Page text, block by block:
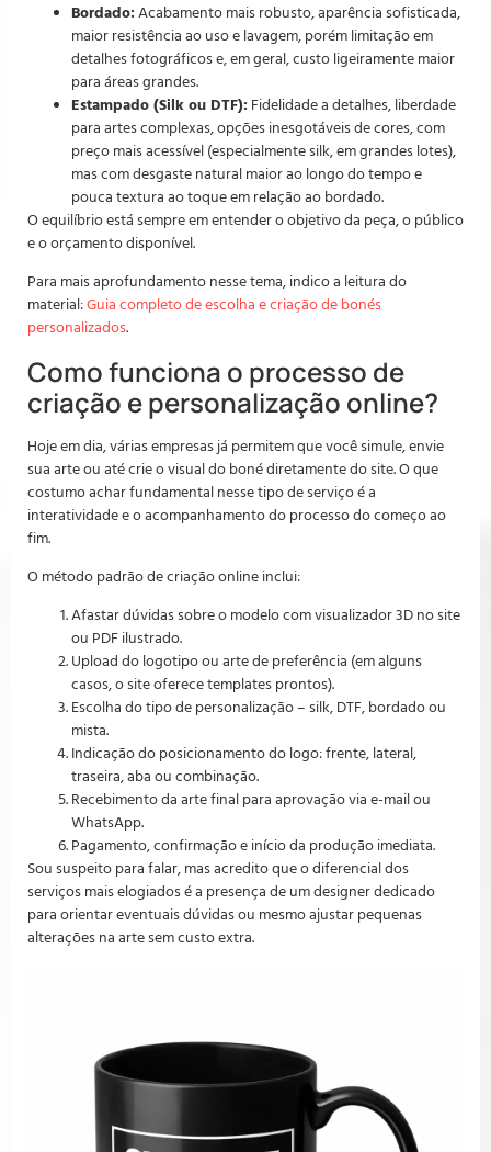
Bordado: Acabamento mais robusto, aparência sofisticada,
maior resistência ao uso e lavagem, porém limitação em
detalhes fotográficos e, em geral, custo ligeiramente maior
para áreas grandes.
Estampado (Silk ou DTF): Fidelidade a detalhes, liberdade
para artes complexas, opções inesgotáveis de cores, com
preço mais acessível (especialmente silk, em grandes lotes),
mas com desgaste natural maior ao longo do tempo e
pouca textura ao toque em relação ao bordado.
O equilíbrio está sempre em entender o objetivo da peça, o público
e o orçamento disponível.
Para mais aprofundamento nesse tema, indico a leitura do
material:Guia completo de escolha e criação de bonés
personalizados.
Como funciona o processo de
criação e personalização online?
Hoje em dia, várias empresas já permitem que você simule, envie
sua arte ou até crie o visual do boné diretamente do site. O que
costumo achar fundamental nesse tipo de serviço é a
interatividade e o acompanhamento do processo do começo ao
fim.
O método padrão de criação online inclui:
Afastar dúvidas sobre o modelo com visualizador 3D no site
ou PDF ilustrado.
Upload do logotipo ou arte de preferência (em alguns
casos, o site oferece templates prontos).
Escolha do tipo de personalização – silk, DTF, bordado ou
mista.
Indicação do posicionamento do logo: frente, lateral,
traseira, aba ou combinação.
Recebimento da arte final para aprovação via e-mail ou
WhatsApp.
Pagamento, confirmação e início da produção imediata.
Sou suspeito para falar, mas acredito que o diferencial dos
serviços mais elogiados é a presença de um designer dedicado
para orientar eventuais dúvidas ou mesmo ajustar pequenas
alterações na arte sem custo extra.